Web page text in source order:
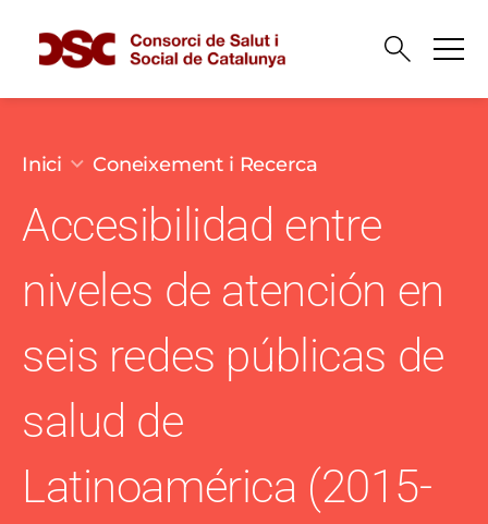
Fil d'ariadna
Inici Coneixement i Recerca
Accesibilidad entre
niveles de atención en
seis redes públicas de
salud de
Latinoamérica (2015-